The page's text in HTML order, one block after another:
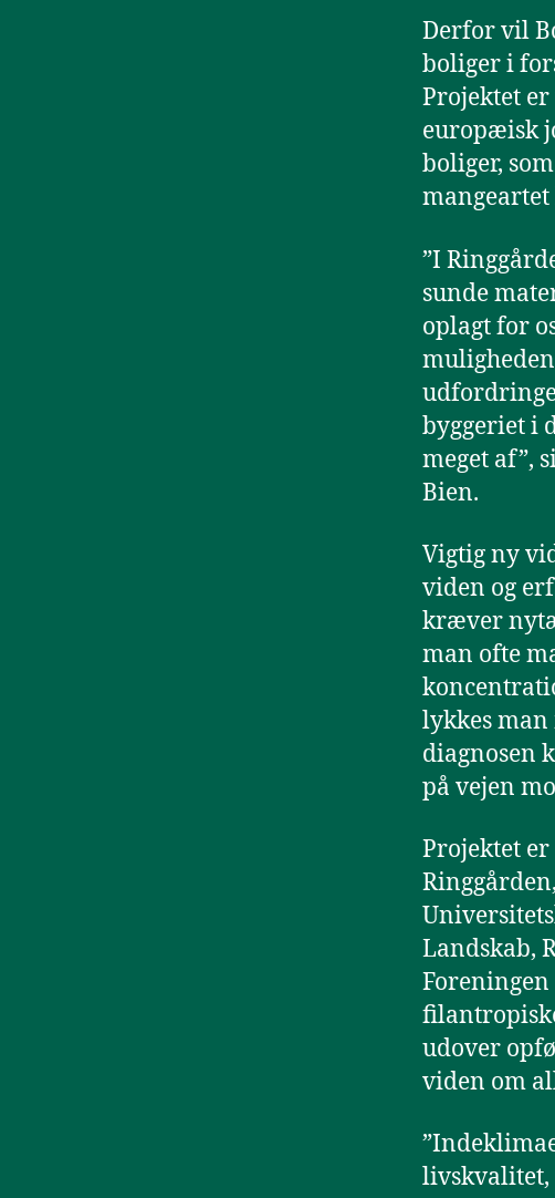
Derfor vil
boliger i
Projektet
europæisk
boliger,
”I
sunde
oplagt for
byggeriet i
meget af”,
Bien.
Vigtig ny
viden og
kræver
man ofte
lykkes
diagnosen
på vejen
Projektet
Landskab,
Foreningen
udover
viden om
livskvalitet,